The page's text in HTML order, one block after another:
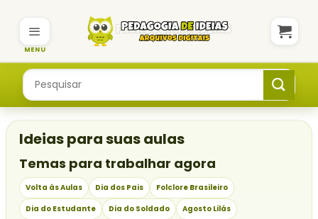
content
Pesquisar
por:
Ideias para suas aulas
Temas para trabalhar agora
Volta às Aulas Dia dos Pais
Folclore Brasileiro
Dia do Estudante
Dia do Soldado Agosto Lilás